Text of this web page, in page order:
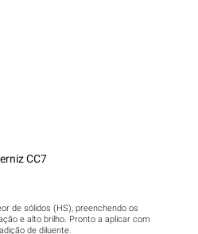
CC7
de sólidos (HS), preenchendo os
e alto brilho. Pronto a aplicar com
de diluente.